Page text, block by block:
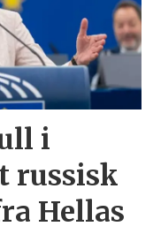
i
russisk
Hellas